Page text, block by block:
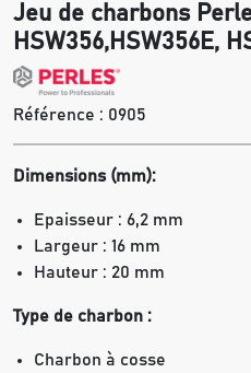
Jeu de charbons
HSW356,HSW356E,
Référence : 0905
Dimensions (mm):
Epaisseur : 6,2 mm
Largeur : 16 mm
Hauteur : 20 mm
Type de charbon :
Charbon à cosse